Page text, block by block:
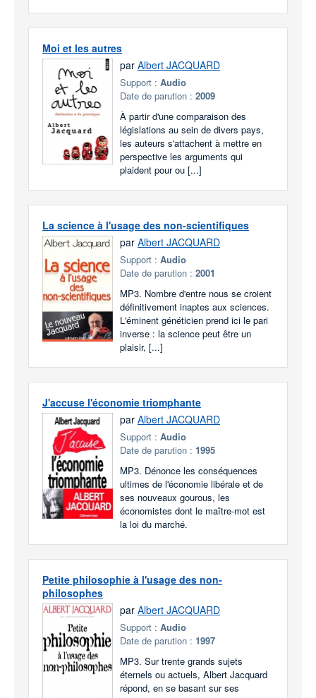
Moi et les autres
par Albert JACQUARD
Support : Audio
Date de parution : 2009
À partir d'une comparaison des
législations au sein de divers pays,
les auteurs s'attachent à mettre en
perspective les arguments qui
plaident pour ou [...]
La science à l'usage des non-scientifiques
par Albert JACQUARD
Support : Audio
Date de parution : 2001
MP3. Nombre d'entre nous se croient
définitivement inaptes aux sciences.
L'éminent généticien prend ici le pari
inverse : la science peut être un
plaisir, [...]
J'accuse l'économie triomphante
par Albert JACQUARD
Support : Audio
Date de parution : 1995
MP3. Dénonce les conséquences
ultimes de l'économie libérale et de
ses nouveaux gourous, les
économistes dont le maître-mot est
la loi du marché.
Petite philosophie à l'usage des non-
philosophes
par Albert JACQUARD
Support : Audio
Date de parution : 1997
MP3. Sur trente grands sujets
éternels ou actuels, Albert Jacquard
répond, en se basant sur ses